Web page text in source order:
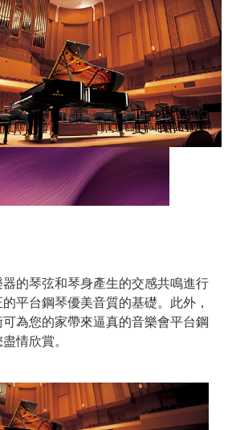
的琴弦和琴身產生的交感共鳴進行
平台鋼琴優美音質的基礎。此外，
為您的家帶來逼真的音樂會平台鋼
情欣賞。